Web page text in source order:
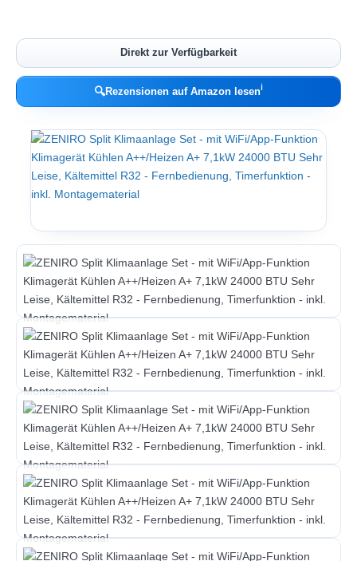
Direkt zur Verfügbarkeit
🔍Rezensionen auf Amazon lesenℹ︎